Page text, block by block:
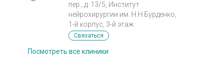
пер., д. 13/5, Институт
нейрохирургии им. Н.Н.Бурденко,
1-й корпус, 3-й этаж
Связаться
Посмотреть все клиники